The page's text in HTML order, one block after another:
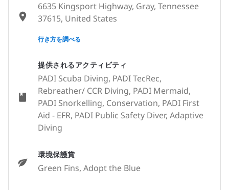
提供されるアクティビティ
PADI Scuba Diving, PADI TecRec,
Rebreather/ CCR Diving, PADI Mermaid,
PADI Snorkelling, Conservation, PADI First
Aid - EFR, PADI Public Safety Diver, Adaptive
Diving
環境保護賞
Green Fins, Adopt the Blue
6635 Kingsport Highway, Gray, Tennessee
37615, United States
None
行き方を調べる